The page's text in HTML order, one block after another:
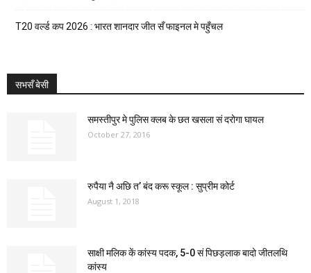
T20 वर्ल्ड कप 2026 : भारत शानदार जीत सँ फाइनल मे पहुँचल
सभसँ बेसी
समस्तीपुर मे पुलिस क्लब के छत खसला सं दरोगा घायल
October 27, 2016
रुपैया नै अछि त’ बंद करू स्कूल : सुप्रीम कोर्ट
August 1, 2018
साक्षी मलिक कें कांस्य पदक, 5-0 सं पिछड़लाक बादो जीतलथि
कांस्य